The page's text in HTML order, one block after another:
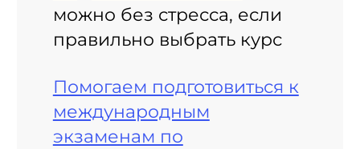
можно без стресса, если
правильно выбрать курс
Помогаем подготовиться к
международным
экзаменам по